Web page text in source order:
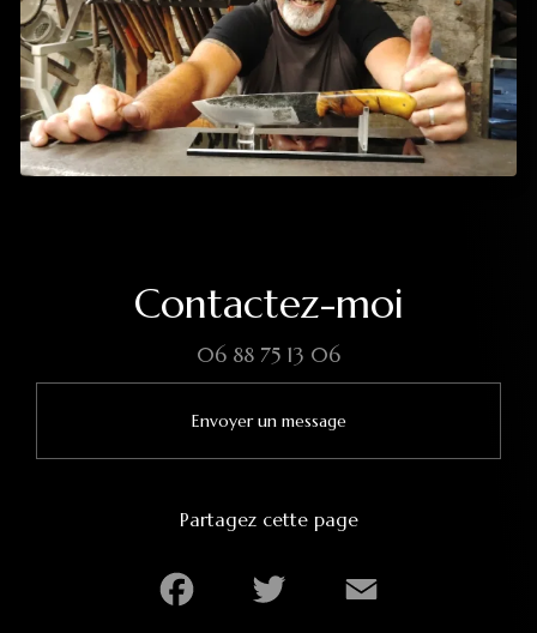
Contactez-moi
06 88 75 13 06
Envoyer un message
Partagez cette page